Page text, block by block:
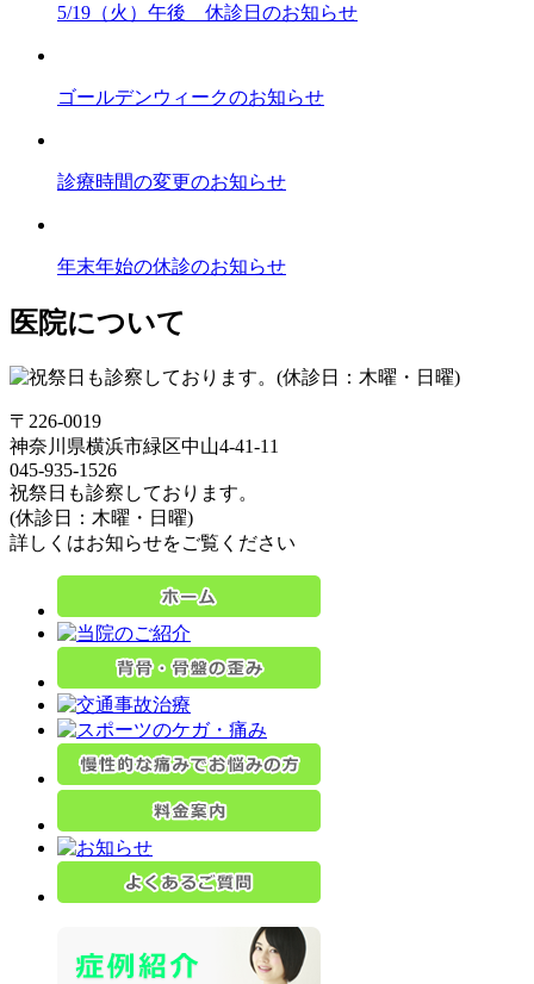
5/19（火）午後 休診日のお知らせ
ゴールデンウィークのお知らせ
診療時間の変更のお知らせ
年末年始の休診のお知らせ
医院について
〒226-0019
神奈川県横浜市緑区中山4-41-11
045-935-1526
祝祭日も診察しております。
(休診日：木曜・日曜)
詳しくはお知らせをご覧ください